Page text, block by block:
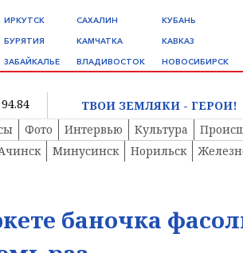
ИРКУТСК
БУРЯТИЯ
ЗАБАЙКАЛЬЕ
САХАЛИН
КАМЧАТКА
ВЛАДИВОСТОК
КУБАНЬ
КАВКАЗ
НОВОСИБИРСК
ТВОИ ЗЕМЛЯКИ - ГЕРОИ!
Фото Интервью Культура
Минусинск Норильск
баночка